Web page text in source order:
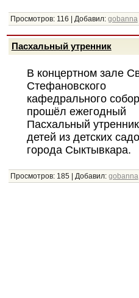
Просмотров: 116 Добавил: gobanna
Пасхальный утренник
В концертном зале
Стефановского
кафедрального
прошёл ежегодный
Пасхальный
детей из детских
города Сыктывкара.
Просмотров: 185| Добавил: gobanna